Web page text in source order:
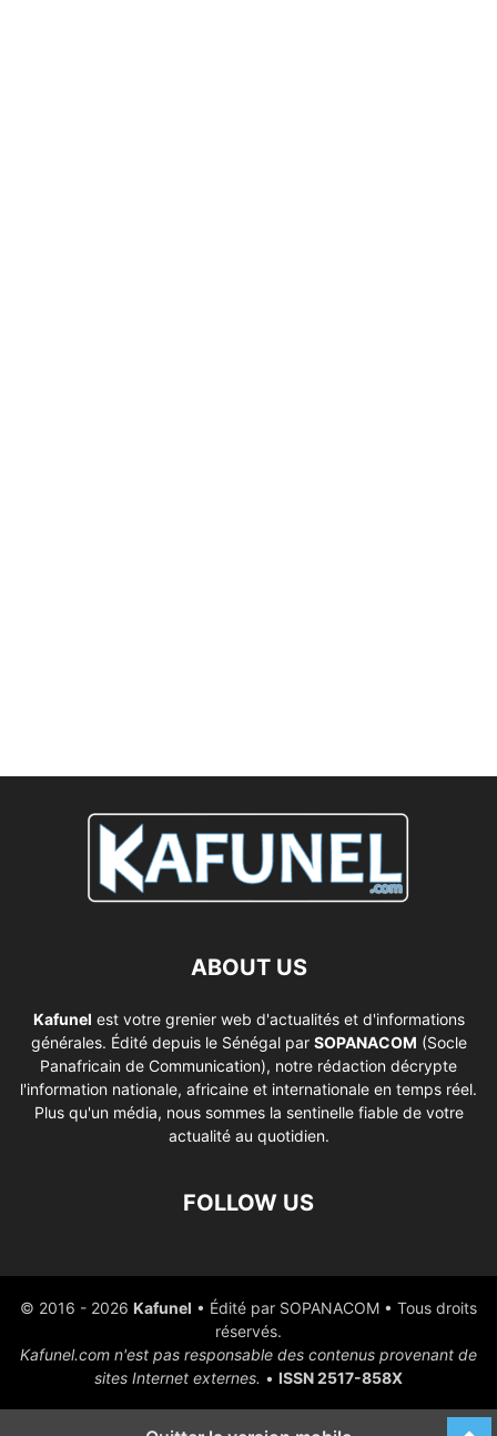
ABOUT US
Kafunel est votre grenier web d'actualités et d'informations
générales. Édité depuis le Sénégal par SOPANACOM (Socle
Panafricain de Communication), notre rédaction décrypte
l'information nationale, africaine et internationale en temps réel.
Plus qu'un média, nous sommes la sentinelle fiable de votre
actualité au quotidien.
FOLLOW US
© 2016 - 2026 Kafunel • Édité par SOPANACOM • Tous droits
réservés.
Kafunel.com n'est pas responsable des contenus provenant de
sites Internet externes. • ISSN 2517-858X